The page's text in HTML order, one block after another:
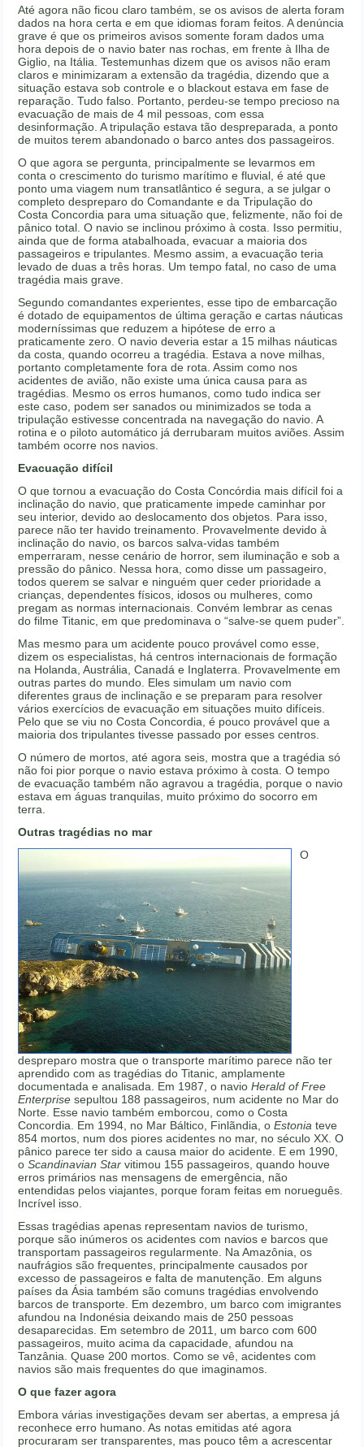
Até agora não ficou claro também, se os avisos de alerta foram
dados na hora certa e em que idiomas foram feitos. A denúncia
grave é que os primeiros avisos somente foram dados uma
hora depois de o navio bater nas rochas, em frente à Ilha de
Giglio, na Itália. Testemunhas dizem que os avisos não eram
claros e minimizaram a extensão da tragédia, dizendo que a
situação estava sob controle e o blackout estava em fase de
reparação. Tudo falso. Portanto, perdeu-se tempo precioso na
evacuação de mais de 4 mil pessoas, com essa
desinformação. A tripulação estava tão despreparada, a ponto
de muitos terem abandonado o barco antes dos passageiros.
O que agora se pergunta, principalmente se levarmos em
conta o crescimento do turismo marítimo e fluvial, é até que
ponto uma viagem num transatlântico é segura, a se julgar o
completo despreparo do Comandante e da Tripulação do
Costa Concordia para uma situação que, felizmente, não foi de
pânico total. O navio se inclinou próximo à costa. Isso permitiu,
ainda que de forma atabalhoada, evacuar a maioria dos
passageiros e tripulantes. Mesmo assim, a evacuação teria
levado de duas a três horas. Um tempo fatal, no caso de uma
tragédia mais grave.
Segundo comandantes experientes, esse tipo de embarcação
é dotado de equipamentos de última geração e cartas náuticas
moderníssimas que reduzem a hipótese de erro a
praticamente zero. O navio deveria estar a 15 milhas náuticas
da costa, quando ocorreu a tragédia. Estava a nove milhas,
portanto completamente fora de rota. Assim como nos
acidentes de avião, não existe uma única causa para as
tragédias. Mesmo os erros humanos, como tudo indica ser
este caso, podem ser sanados ou minimizados se toda a
tripulação estivesse concentrada na navegação do navio. A
rotina e o piloto automático já derrubaram muitos aviões. Assim
também ocorre nos navios.
Evacuação difícil
O que tornou a evacuação do Costa Concórdia mais difícil foi a
inclinação do navio, que praticamente impede caminhar por
seu interior, devido ao deslocamento dos objetos. Para isso,
parece não ter havido treinamento. Provavelmente devido à
inclinação do navio, os barcos salva-vidas também
emperraram, nesse cenário de horror, sem iluminação e sob a
pressão do pânico. Nessa hora, como disse um passageiro,
todos querem se salvar e ninguém quer ceder prioridade a
crianças, dependentes físicos, idosos ou mulheres, como
pregam as normas internacionais. Convém lembrar as cenas
do filme Titanic, em que predominava o “salve-se quem puder”.
Mas mesmo para um acidente pouco provável como esse,
dizem os especialistas, há centros internacionais de formação
na Holanda, Austrália, Canadá e Inglaterra. Provavelmente em
outras partes do mundo. Eles simulam um navio com
diferentes graus de inclinação e se preparam para resolver
vários exercícios de evacuação em situações muito difíceis.
Pelo que se viu no Costa Concordia, é pouco provável que a
maioria dos tripulantes tivesse passado por esses centros.
O número de mortos, até agora seis, mostra que a tragédia só
não foi pior porque o navio estava próximo à costa. O tempo
de evacuação também não agravou a tragédia, porque o navio
estava em águas tranquilas, muito próximo do socorro em
terra.
Outras tragédias no mar
O
despreparo mostra que o transporte marítimo parece não ter
aprendido com as tragédias do Titanic, amplamente
documentada e analisada. Em 1987, o navioHerald of Free
Enterprise sepultou 188 passageiros, num acidente no Mar do
Norte. Esse navio também emborcou, como o Costa
Concordia. Em 1994, no Mar Báltico, Finlãndia, oEstoniateve
854 mortos, num dos piores acidentes no mar, no século XX. O
pânico parece ter sido a causa maior do acidente. E em 1990,
oScandinavian Star vitimou 155 passageiros, quando houve
erros primários nas mensagens de emergência, não
entendidas pelos viajantes, porque foram feitas em norueguês.
Incrível isso.
Essas tragédias apenas representam navios de turismo,
porque são inúmeros os acidentes com navios e barcos que
transportam passageiros regularmente. Na Amazônia, os
naufrágios são frequentes, principalmente causados por
excesso de passageiros e falta de manutenção. Em alguns
países da Ásia também são comuns tragédias envolvendo
barcos de transporte. Em dezembro, um barco com imigrantes
afundou na Indonésia deixando mais de 250 pessoas
desaparecidas. Em setembro de 2011, um barco com 600
passageiros, muito acima da capacidade, afundou na
Tanzânia. Quase 200 mortos. Como se vê, acidentes com
navios são mais frequentes do que imaginamos.
O que fazer agora
Embora várias investigações devam ser abertas, a empresa já
reconhece erro humano. As notas emitidas até agora
procuraram ser transparentes, mas pouco têm a acrescentar